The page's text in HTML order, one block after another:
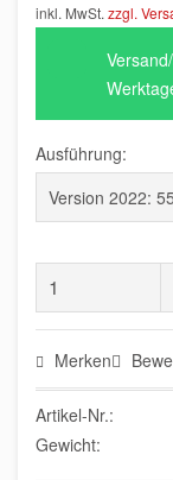
inkl. MwSt. zzgl.
Ausführung:
Merken
Artikel-Nr.:
Gewicht: